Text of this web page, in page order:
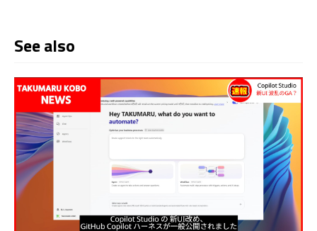
See also